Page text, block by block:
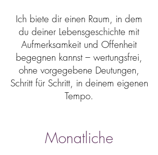
Ich biete dir einen Raum, in dem
du deiner Lebensgeschichte mit
Aufmerksamkeit und Offenheit
begegnen kannst – wertungsfrei,
ohne vorgegebene Deutungen,
Schritt für Schritt, in deinem eigenen
Tempo.
Monatliche